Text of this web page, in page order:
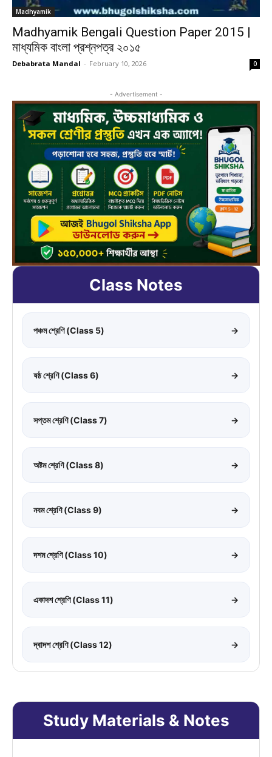
Madhyamik
Madhyamik Bengali Question Paper 2015 |
মাধ্যমিক বাংলা প্রশ্নপত্র ২০১৫
Debabrata Mandal - February 10, 2026 0
- Advertisement -
Class Notes
পঞ্চম শ্রেণি (Class 5) →
ষষ্ঠ শ্রেণি (Class 6) →
সপ্তম শ্রেণি (Class 7) →
অষ্টম শ্রেণি (Class 8) →
নবম শ্রেণি (Class 9) →
দশম শ্রেণি (Class 10) →
একাদশ শ্রেণি (Class 11) →
দ্বাদশ শ্রেণি (Class 12) →
Study Materials & Notes